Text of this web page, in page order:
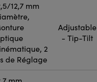
12,7 mm
2
de Réglage
Adjustable
- Tip-Tilt